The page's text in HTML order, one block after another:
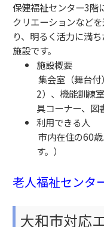
保健福祉センター3階
クリエーションなど
り、明るく活力に満
施設です。
施設概要
集会室（舞台
2）、機能訓練
具コーナー、図
利用できる人
市内在住の60
す。）
老人福祉センタ
大和市対応